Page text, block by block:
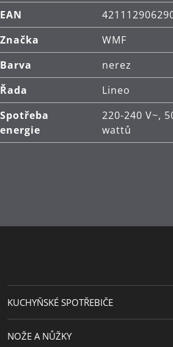
Výkon: 450 wattů
EAN
Značka
WMF
Barva
nerez
Řada
Lineo
Spotřeba
energie
220-240 V~,
wattů
KUCHYŇSKÉ SPOTŘEBIČE
NOŽE A NŮŽKY